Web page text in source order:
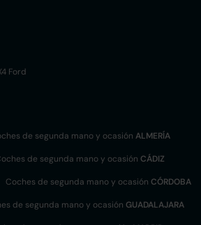
Ford
de segunda mano y ocasión ALMERÍA
de segunda mano y ocasión CÁDIZ
Coches de segunda mano y ocasión CÓRDOBA
de segunda mano y ocasión GUADALAJARA